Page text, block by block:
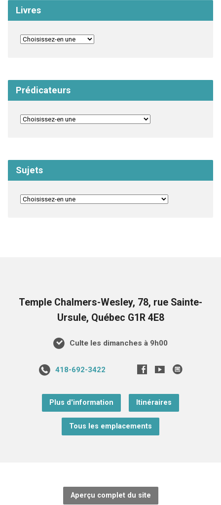
Livres
Prédicateurs
Sujets
Temple Chalmers-Wesley, 78, rue Sainte-
Ursule, Québec G1R 4E8
Culte les dimanches à 9h00
418-692-3422
Plus d'information Itinéraires
Tous les emplacements
Aperçu complet du site